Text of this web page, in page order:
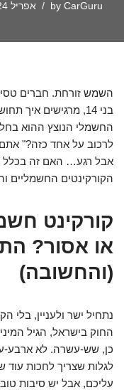
by CarGuru אפריל 24, 2025
השמש זורחת. חברים
בני 14, מרגישים
החשמלי הנוצץ ההוא
לרכוב על אחד כזה?"
אבל רגע… האם זה בכלל
הקורקינטים החשמליים
או אסור?
(והחשובה)
נתחיל ישר ולעניין, בלי
החוק בישראל, הגיל
כן, שש-עשרה. לא ארבע-
לגלות שצריך לחכות
עליכם, אבל יש סיבות